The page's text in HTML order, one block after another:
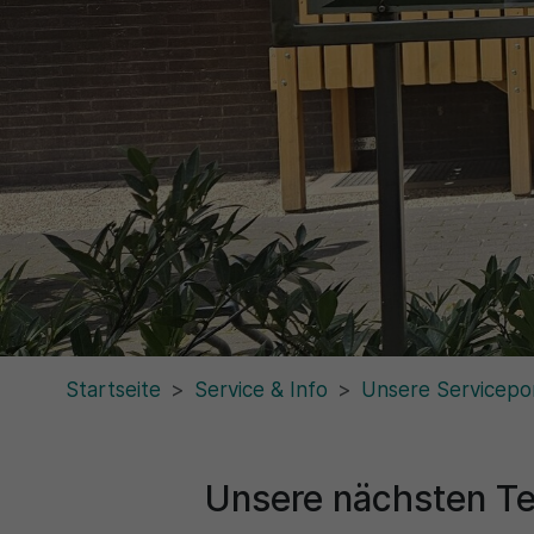
Startseite Service & Info Unsere
Unsere nächsten